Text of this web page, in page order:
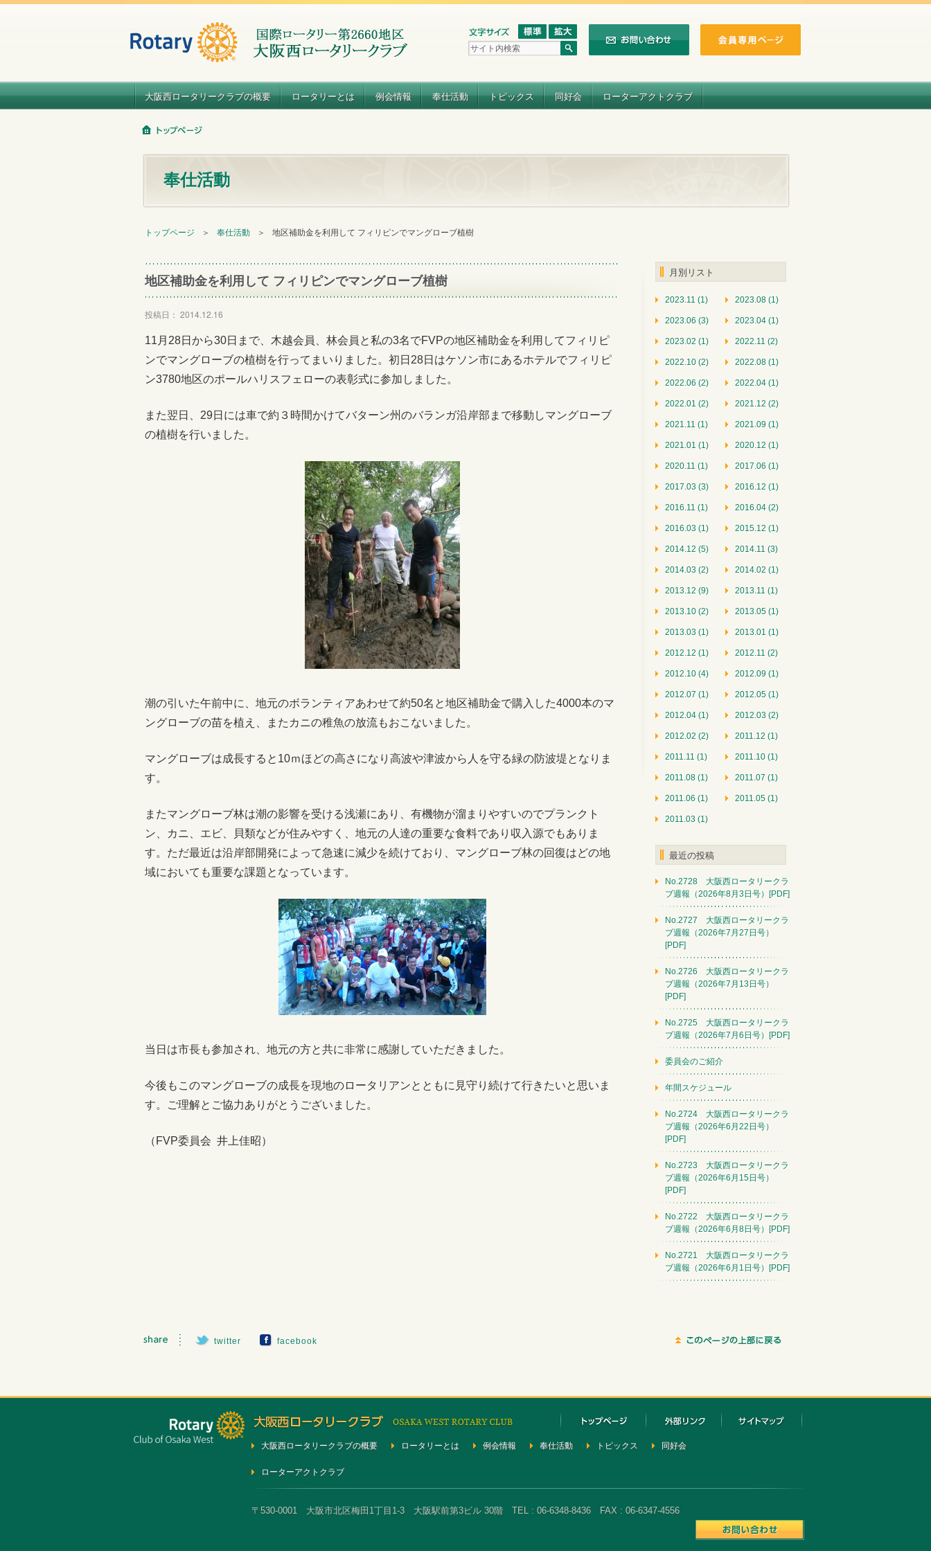
大阪西ロータリークラブの概要 ロータリーとは 例会情報 奉仕活動 トピックス 同好会 ローターアクトクラブ
奉仕活動
トップページ ＞ 奉仕活動 ＞ 地区補助金を利用して フィリピンでマングローブ植樹
地区補助金を利用して フィリピンでマングローブ植樹
投稿日： 2014.12.16
11月28日から30日まで、木越会員、林会員と私の3名でFVPの地区補助金を利用してフィリピ
ンでマングローブの植樹を行ってまいりました。初日28日はケソン市にあるホテルでフィリピ
ン3780地区のポールハリスフェローの表彰式に参加しました。
また翌日、29日には車で約３時間かけてバターン州のバランガ沿岸部まで移動しマングローブ
の植樹を行いました。
潮の引いた午前中に、地元のボランティアあわせて約50名と地区補助金で購入した4000本のマ
ングローブの苗を植え、またカニの稚魚の放流もおこないました。
マングローブは成長すると10ｍほどの高さになり高波や津波から人を守る緑の防波堤となりま
す。
またマングローブ林は潮の影響を受ける浅瀬にあり、有機物が溜まりやすいのでプランクト
ン、カニ、エビ、貝類などが住みやすく、地元の人達の重要な食料であり収入源でもありま
す。ただ最近は沿岸部開発によって急速に減少を続けており、マングローブ林の回復はどの地
域においても重要な課題となっています。
当日は市長も参加され、地元の方と共に非常に感謝していただきました。
今後もこのマングローブの成長を現地のロータリアンとともに見守り続けて行きたいと思いま
す。ご理解とご協力ありがとうございました。
（FVP委員会 井上佳昭）
月別リスト
2023.11 (1) 2023.08 (1)
2023.06 (3) 2023.04 (1)
2023.02 (1) 2022.11 (2)
2022.10 (2) 2022.08 (1)
2022.06 (2) 2022.04 (1)
2022.01 (2) 2021.12 (2)
2021.11 (1) 2021.09 (1)
2021.01 (1) 2020.12 (1)
2020.11 (1) 2017.06 (1)
2017.03 (3) 2016.12 (1)
2016.11 (1) 2016.04 (2)
2016.03 (1) 2015.12 (1)
2014.12 (5) 2014.11 (3)
2014.03 (2) 2014.02 (1)
2013.12 (9) 2013.11 (1)
2013.10 (2) 2013.05 (1)
2013.03 (1) 2013.01 (1)
2012.12 (1) 2012.11 (2)
2012.10 (4) 2012.09 (1)
2012.07 (1) 2012.05 (1)
2012.04 (1) 2012.03 (2)
2012.02 (2) 2011.12 (1)
2011.11 (1) 2011.10 (1)
2011.08 (1) 2011.07 (1)
2011.06 (1) 2011.05 (1)
2011.03 (1)
最近の投稿
No.2728 大阪西ロータリークラ
ブ週報（2026年8月3日号）[PDF]
No.2727 大阪西ロータリークラ
ブ週報（2026年7月27日号）
[PDF]
No.2726 大阪西ロータリークラ
ブ週報（2026年7月13日号）
[PDF]
No.2725 大阪西ロータリークラ
ブ週報（2026年7月6日号）[PDF]
委員会のご紹介
年間スケジュール
No.2724 大阪西ロータリークラ
ブ週報（2026年6月22日号）
[PDF]
No.2723 大阪西ロータリークラ
ブ週報（2026年6月15日号）
[PDF]
No.2722 大阪西ロータリークラ
ブ週報（2026年6月8日号）[PDF]
No.2721 大阪西ロータリークラ
ブ週報（2026年6月1日号）[PDF]
twitter facebook
大阪西ロータリークラブの概要 ロータリーとは 例会情報 奉仕活動 トピックス 同好会
ローターアクトクラブ
〒530-0001 大阪市北区梅田1丁目1-3 大阪駅前第3ビル 30階 TEL : 06-6348-8436 FAX : 06-6347-4556